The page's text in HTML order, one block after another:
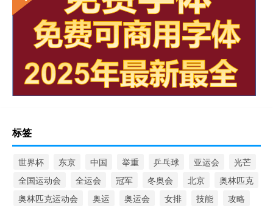
标签
世界杯 东京 中国 举重 乒乓球 亚运会
光芒
全国运动会
全运会 冠军 冬奥会 北京
奥林匹克
奥林匹克运动会
奥运 奥运会 女排 技能
攻略